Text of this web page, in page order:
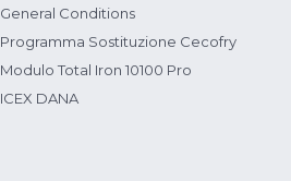
General Conditions
Programma Sostituzione Cecofry
Modulo Total Iron 10100 Pro
ICEX DANA